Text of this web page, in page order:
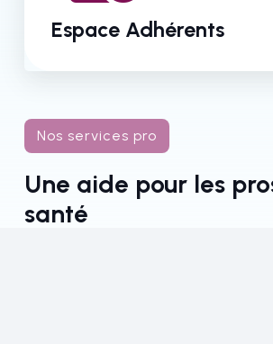
Espace Adhérents
Nos services pro
Une aide pour les
santé